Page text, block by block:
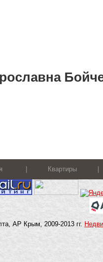
Квартиры
АР Крым, 2009-2013 гг.